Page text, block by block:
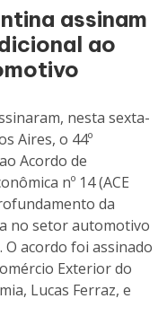
assinam
ao
nesta sexta-
Aires, o 44º
Acordo de
nº 14 (ACE
da
no setor automotivo
acordo foi assinado
Exterior do
Lucas Ferraz, e